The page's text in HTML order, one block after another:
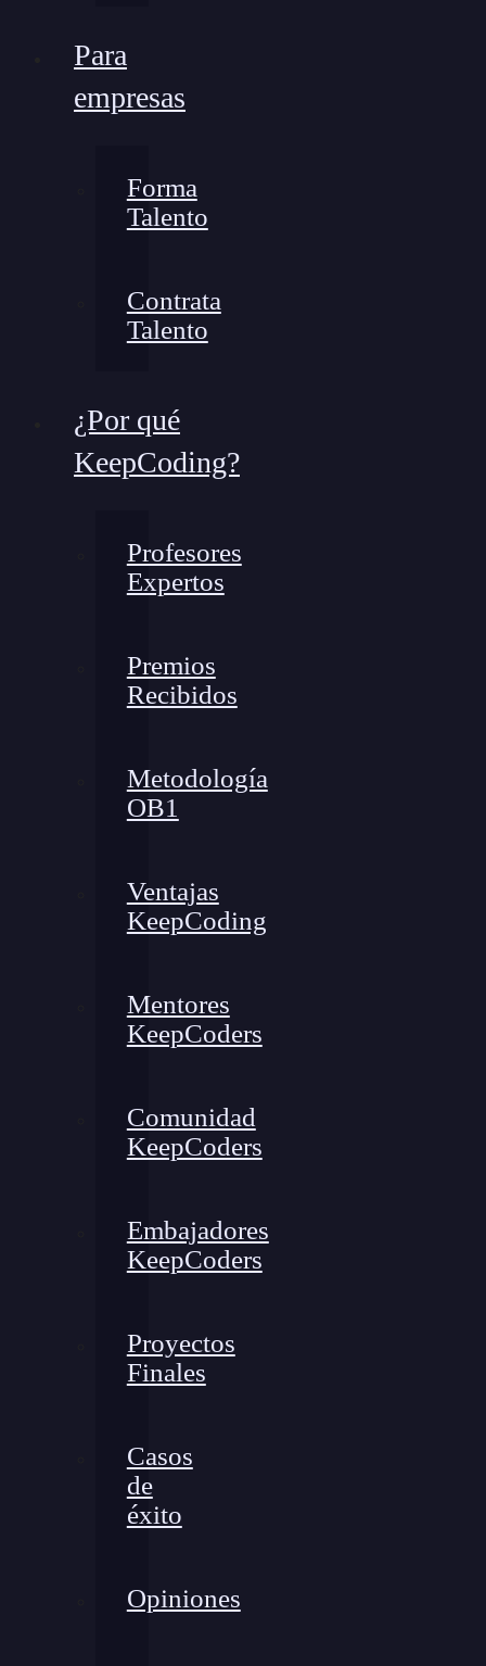
Para
empresas
Forma
Talento
Contrata
Talento
¿Por qué
KeepCoding?
Profesores
Expertos
Premios
Recibidos
Metodología
OB1
Ventajas
KeepCoding
Mentores
KeepCoders
Comunidad
KeepCoders
Embajadores
KeepCoders
Proyectos
Finales
Casos
de
éxito
Opiniones